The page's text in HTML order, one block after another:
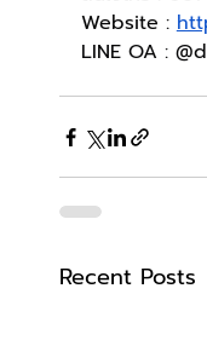
Website :
LINE OA :
Recent Posts